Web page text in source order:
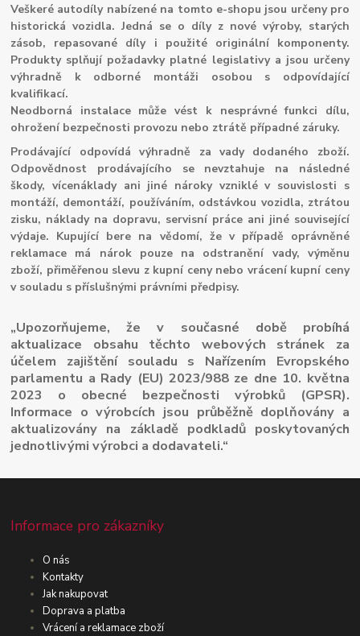
Veškeré autodíly nabízené na tomto e-shopu jsou určeny pro
historická vozidla. Jedná se o díly z nové výroby, starých
zásob, repasované díly i použité originální komponenty.
Produkty splňují požadavky platné legislativy a jsou určeny
výhradně k odborné montáži osobou s odpovídající
kvalifikací.
Neodborná instalace může vést k nesprávné funkci dílu,
ohrožení bezpečnosti provozu nebo ztrátě případné záruky.
Prodávající odpovídá výhradně za vady dodaného zboží.
Odpovědnost prodávajícího se nevztahuje na následné
škody, vícenáklady ani jiné nároky vzniklé v souvislosti s
montáží, demontáží, používáním, odstávkou vozidla, ztrátou
zisku, náklady na dopravu, servisní práce ani jiné související
výdaje. Kupující bere na vědomí, že v případě oprávněné
reklamace má nárok pouze na odstranění vady, výměnu
zboží, přiměřenou slevu z kupní ceny nebo vrácení kupní ceny
v souladu s příslušnými právními předpisy.
„Upozorňujeme, že v současné době probíhá
aktualizace obsahu těchto webových stránek za
účelem zajištění souladu s Nařízením Evropského
parlamentu a Rady (EU) 2023/988 ze dne 10. května
2023 o obecné bezpečnosti výrobků (GPSR).
Informace o výrobcích jsou průběžně doplňovány a
aktualizovány na základě podkladů poskytovaných
jednotlivými výrobci a dodavateli.“
Informace pro zákazníky
O nás
Kontakty
Jak nakupovat
Doprava a platba
Vrácení a reklamace zboží